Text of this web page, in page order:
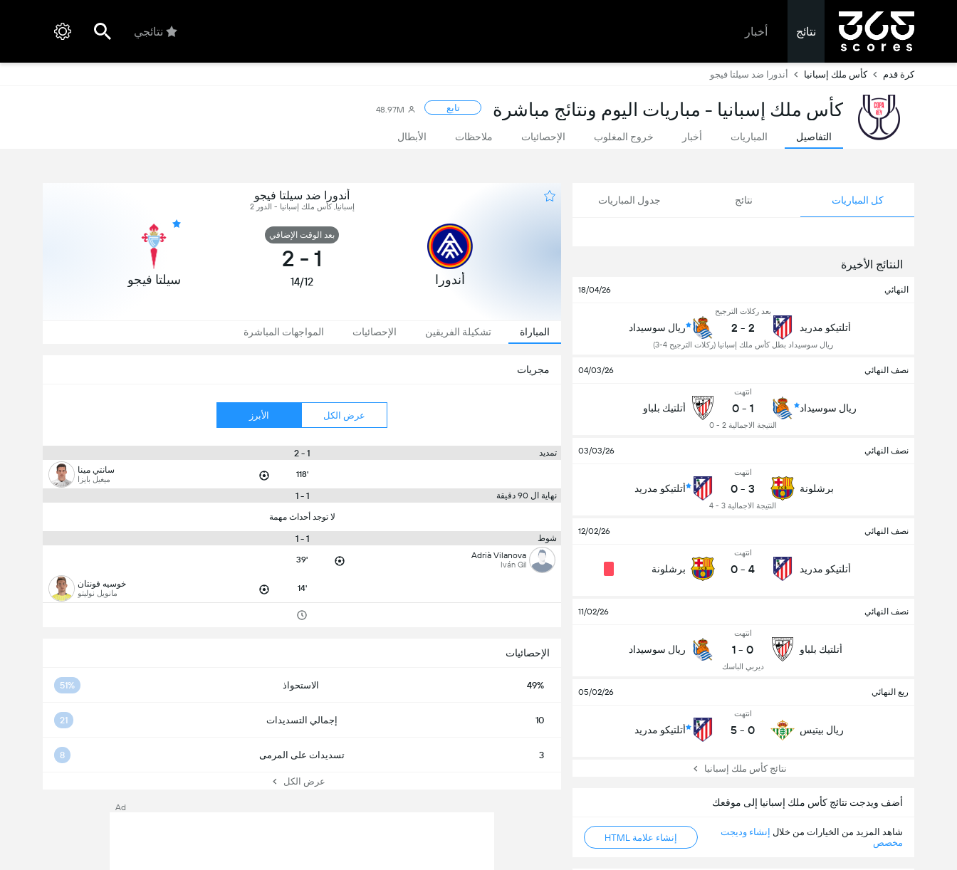
نتائج أخبار نتائجي
كرة قدم كأس ملك إسبانيا أندورا ضد سيلتا فيجو
كأس ملك إسبانيا - مباريات اليوم ونتائج مباشرة تابع 48.97M
التفاصيل المباريات أخبار خروج المغلوب الإحصائيات ملاحظات الأبطال
كل المباريات نتائج جدول المباريات
النتائج الأخيرة
النهائي 18/04/26
أتلتيكو مدريد
بعد ركلات الترجيح
2
-
2
ريال سوسيداد بطل كأس ملك إسبانيا (ركلات الترجيح 4-3)
ريال سوسيداد
نصف النهائي 04/03/26
ريال سوسيداد
انتهت
1
-
0
النتيجة الاجمالية 2 - 0
أتلتيك بلباو
نصف النهائي 03/03/26
برشلونة
انتهت
3
-
0
النتيجة الاجمالية 3 - 4
أتلتيكو مدريد
نصف النهائي 12/02/26
أتلتيكو مدريد
انتهت
4
-
0 برشلونة
نصف النهائي 11/02/26
أتلتيك بلباو
انتهت
0
-
1
ديربي الباسك
ريال سوسيداد
ربع النهائي 05/02/26
ريال بيتيس
انتهت
0
-
5 أتلتيكو مدريد
نتائج كأس ملك إسبانيا
أضف ويدجت نتائج كأس ملك إسبانيا إلى موقعك
شاهد المزيد من الخيارات من خلال إنشاء وديجت
مخصص
إنشاء علامة HTML
أندورا ضد سيلتا فيجو
إسبانيا, كأس ملك إسبانيا - الدور 2
أندورا
بعد الوقت الإضافي
1
-
2
14/12 سيلتا فيجو
المباراة تشكيلة الفريقين الإحصائيات المواجهات المباشرة
مجريات
عرض الكل الأبرز
تمديد 1 - 2
118' سانتي مينا
ميغيل بايزا
نهاية ال 90 دقيقة 1 - 1
لا توجد أحداث مهمة
شوط 1 - 1
Adrià Vilanova
Iván Gil
39'
14' خوسيه فونتان
مانويل نوليتو
الإحصائيات
49% الاستحواذ 51%
10 إجمالي التسديدات 21
3 تسديدات على المرمى 8
عرض الكل
Ad